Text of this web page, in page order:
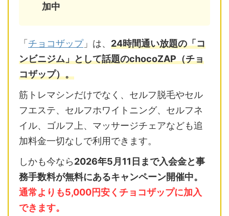
加中
「 チョコザップ」は、 24時間通い放題の「コ
ンビニジム」として話題のchocoZAP（チョ
コザップ）。
筋トレマシンだけでなく、セルフ脱毛やセル
フエステ、セルフホワイトニング、セルフネ
イル、ゴルフ上、マッサージチェアなども追
加料金一切なしで利用できます。
しかも今なら2026年5月11日まで入会金と事
務手数料が無料にあるキャンペーン開催中。
通常よりも5,000円安くチョコザップに加入
できます。